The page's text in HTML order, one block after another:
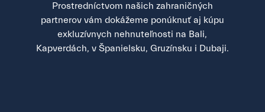
Prostredníctvom našich zahraničných
partnerov vám dokážeme ponúknuť aj kúpu
exkluzívnych nehnuteľnosti na Bali,
Kapverdách, v Španielsku, Gruzínsku i Dubaji.